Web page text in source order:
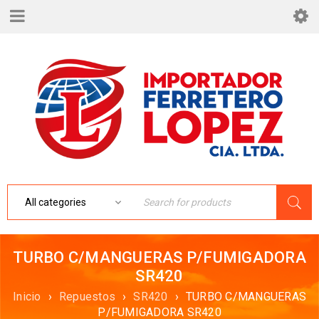
TURBO C/MANGUERAS P/FUMIGADORA
SR420
Inicio › Repuestos › SR420 › TURBO C/MANGUERAS
P/FUMIGADORA SR420